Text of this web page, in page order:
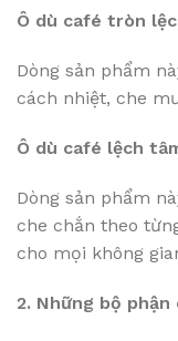
Ô dù café tròn
Dòng sản phẩm
cách nhiệt, che
Ô dù café lệch
Dòng sản phẩm
che chắn theo
cho mọi không
2. Những bộ